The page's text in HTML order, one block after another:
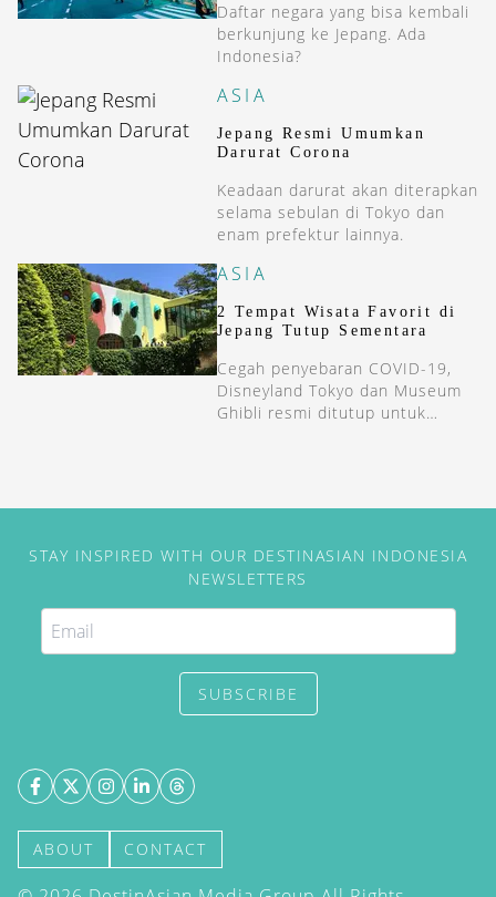
Daftar negara yang bisa kembali
berkunjung ke Jepang. Ada
Indonesia?
ASIA
Jepang Resmi Umumkan
Darurat Corona
Keadaan darurat akan diterapkan
selama sebulan di Tokyo dan
enam prefektur lainnya.
ASIA
2 Tempat Wisata Favorit di
Jepang Tutup Sementara
Cegah penyebaran COVID-19,
Disneyland Tokyo dan Museum
Ghibli resmi ditutup untuk
STAY INSPIRED WITH OUR DESTINASIAN INDONESIA
NEWSLETTERS
SUBSCRIBE
ABOUT CONTACT